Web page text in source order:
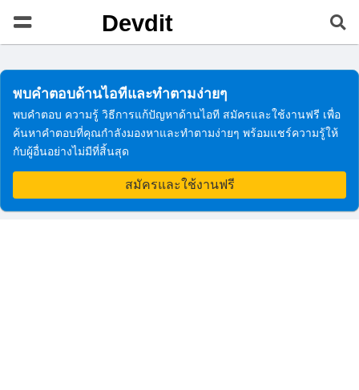
Devdit
พบคำตอบด้านไอทีและทำตามง่ายๆ
พบคำตอบ ความรู้ วิธีการแก้ปัญหาด้านไอที สมัครและใช้งานฟรี เพื่อ
ค้นหาคำตอบที่คุณกำลังมองหาและทำตามง่ายๆ พร้อมแชร์ความรู้ให้
กับผู้อื่นอย่างไม่มีที่สิ้นสุด
สมัครและใช้งานฟรี